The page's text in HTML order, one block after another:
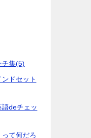
チ集(5)
ドセット
deチェッ
って何だろ